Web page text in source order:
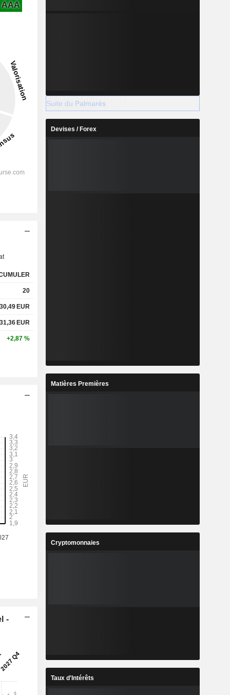
AAA
20
30,49 EUR
31,36 EUR
+2,87 %
-
Suite du Palmarès
Devises / Forex
Matières Premières
Cryptomonnaies
Taux d'Intérêts